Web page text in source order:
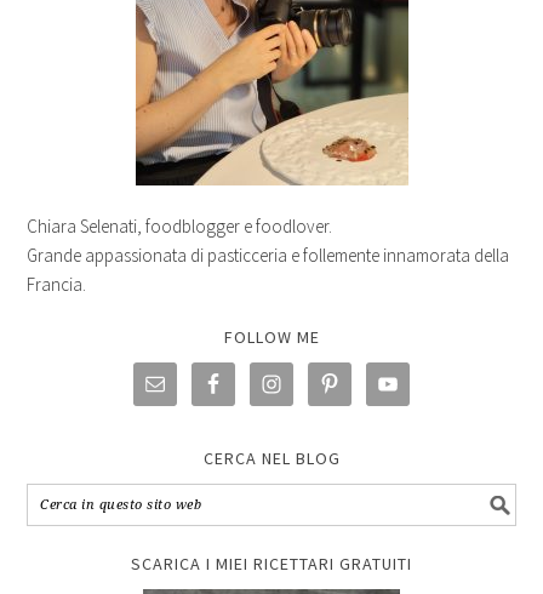
Chiara Selenati, foodblogger e foodlover.
Grande appassionata di pasticceria e follemente innamorata della
Francia.
FOLLOW ME
CERCA NEL BLOG
SCARICA I MIEI RICETTARI GRATUITI